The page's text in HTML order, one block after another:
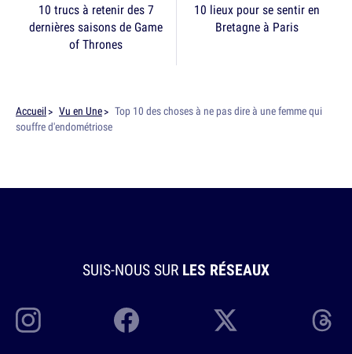
10 trucs à retenir des 7
dernières saisons de Game
of Thrones
10 lieux pour se sentir en
Bretagne à Paris
Accueil Vu en Une
Top 10 des choses à ne pas dire à une femme qui
souffre d'endométriose
SUIS-NOUS SUR LES RÉSEAUX